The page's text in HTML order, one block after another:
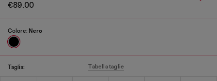
€89.00
Colore: Nero
Taglia: Tabella taglie